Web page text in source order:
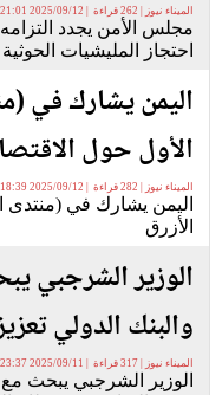
الميناء نيوز | 262 قراءة | 2025/09/12 21:01 PM
مجلس الأمن يجدد
احتجاز المليشيات
الأول حول
الميناء نيوز | 282 قراءة | 2025/09/12 18:39 PM
الأزرق
الوزير الشرجبي
والبنك الدولي
الميناء نيوز | 317 قراءة | 2025/09/11 23:37 PM
الوزير الشرجبي يبحث مع